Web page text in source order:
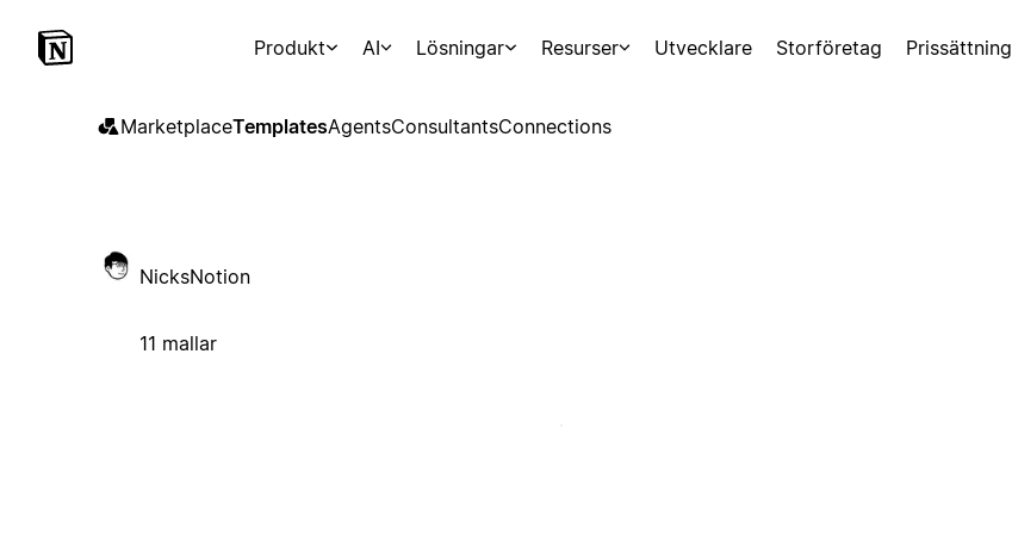
Produkt AI Lösningar Resurser Utvecklare Storföretag Prissättning
MarketplaceTemplatesAgentsConsultantsConnections
NicksNotion
11 mallar